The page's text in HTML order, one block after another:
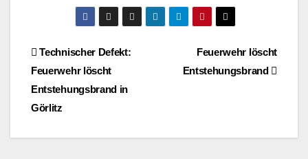
BeitragsnavigationFeuerwehr löscht
Entstehungsbrand
Technischer Defekt:
Feuerwehr löscht
Entstehungsbrand in
Görlitz